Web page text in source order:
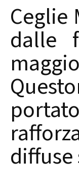
Ceglie
dalle